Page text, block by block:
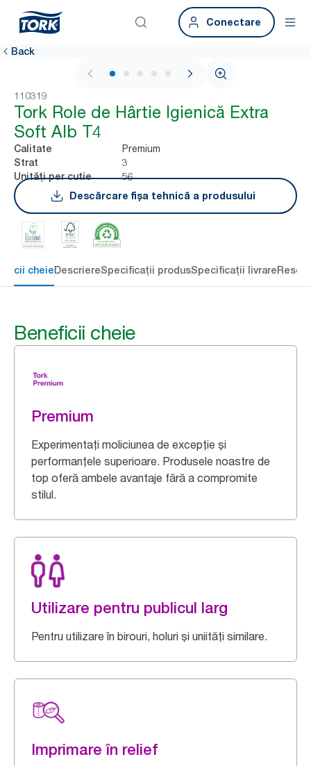
Conectare
Back
1 / 6
110319
Tork Role de Hârtie Igienică Extra
Soft Alb T4
Calitate Premium
Strat 3
Unități per cutie
56
Descărcare fișa tehnică a produsului
cheieDescriereSpecificații produsSpecificații livrare
Beneficii cheie
Premium
Experimentați moliciunea de excepție și
performanțele superioare. Produsele noastre de
top oferă ambele avantaje fără a compromite
stilul.
Utilizare pentru publicul larg
Pentru utilizare în birouri, holuri și uniități similare.
Imprimare în relief